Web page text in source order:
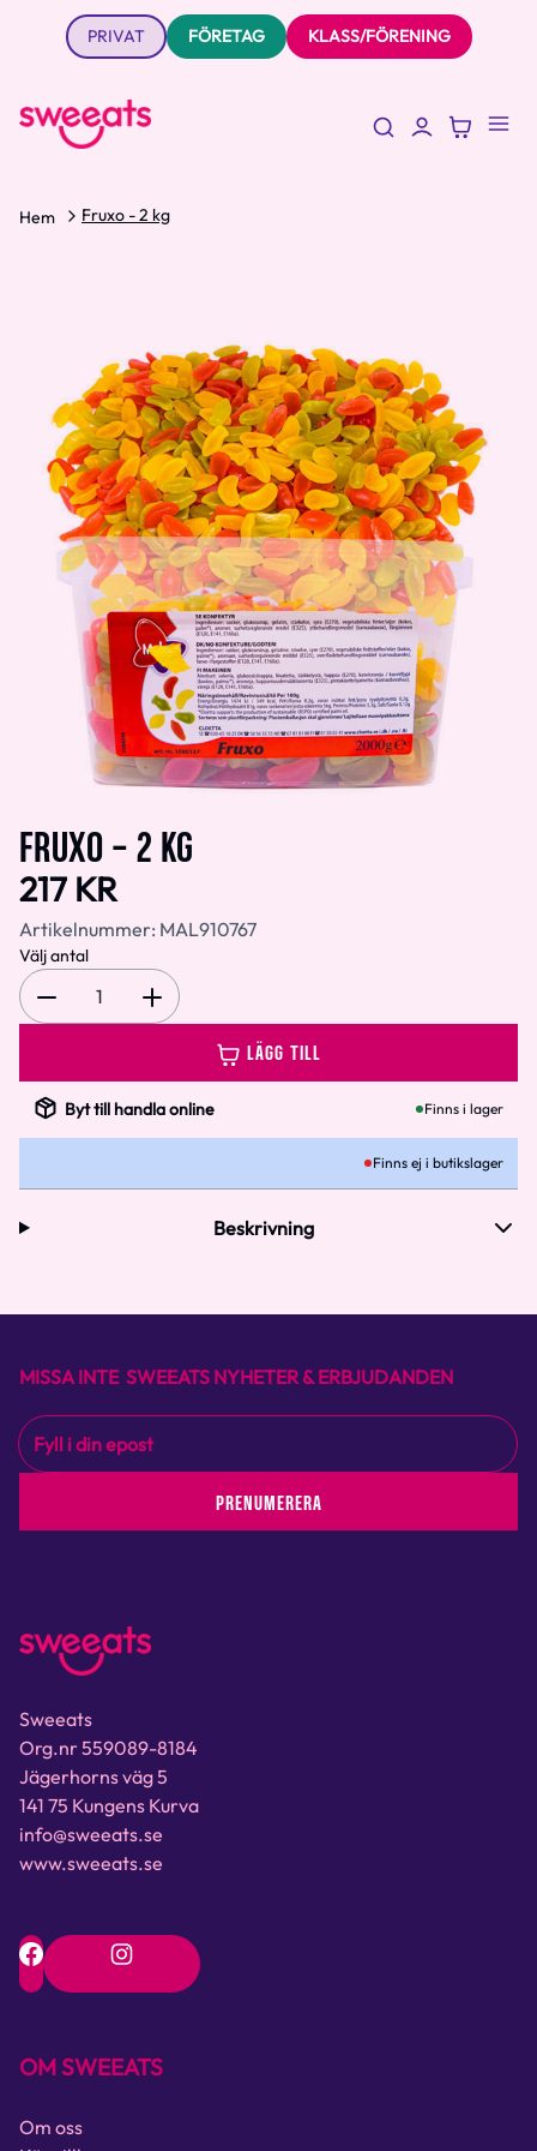
PRIVAT FÖRETAG KLASS/FÖRENING
Hem Fruxo - 2 kg
FRUXO - 2 KG
217 KR
Artikelnummer: MAL910767
Välj antal
1
LÄGG TILL
Byt till handla online Finns i lager
Finns ej i butikslager
Beskrivning
MISSA INTE SWEEATS NYHETER & ERBJUDANDEN
PRENUMERERA
Sweeats
Org.nr 559089-8184
Jägerhorns väg 5
141 75 Kungens Kurva
info@sweeats.se
www.sweeats.se
OM SWEEATS
Om oss